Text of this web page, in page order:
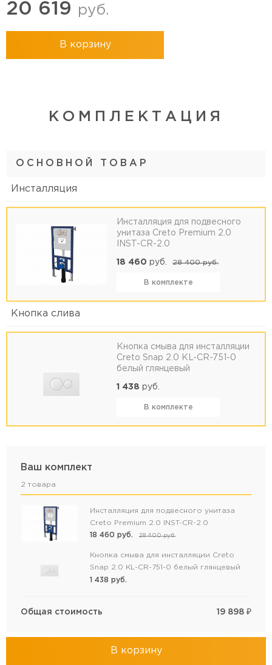
20 619 руб.
В корзину
КОМПЛЕКТАЦИЯ
ОСНОВНОЙ ТОВАР
Инсталляция
Инсталляция для подвесного
унитаза Creto Premium 2.0
INST-CR-2.0
18 460руб. 28 400руб.
В комплекте
Кнопка слива
Кнопка смыва для инсталляции
Creto Snap 2.0 KL-CR-751-0
белый глянцевый
1 438руб.
В комплекте
Ваш комплект
2 товара
Инсталляция для подвесного унитаза
Creto Premium 2.0 INST-CR-2.0
18 460 руб. 28 400руб.
Кнопка смыва для инсталляции Creto
Snap 2.0 KL-CR-751-0 белый глянцевый
1 438 руб.
Общая стоимость 19 898 ₽
В корзину